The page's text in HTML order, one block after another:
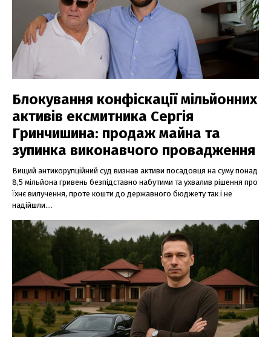
Блокування конфіскації мільйонних
активів ексмитника Сергія
Гринчишина: продаж майна та
зупинка виконавчого провадження
Вищий антикорупційний суд визнав активи посадовця на суму понад
8,5 мільйона гривень безпідставно набутими та ухвалив рішення про
їхнє вилучення, проте кошти до державного бюджету так і не
надійшли....